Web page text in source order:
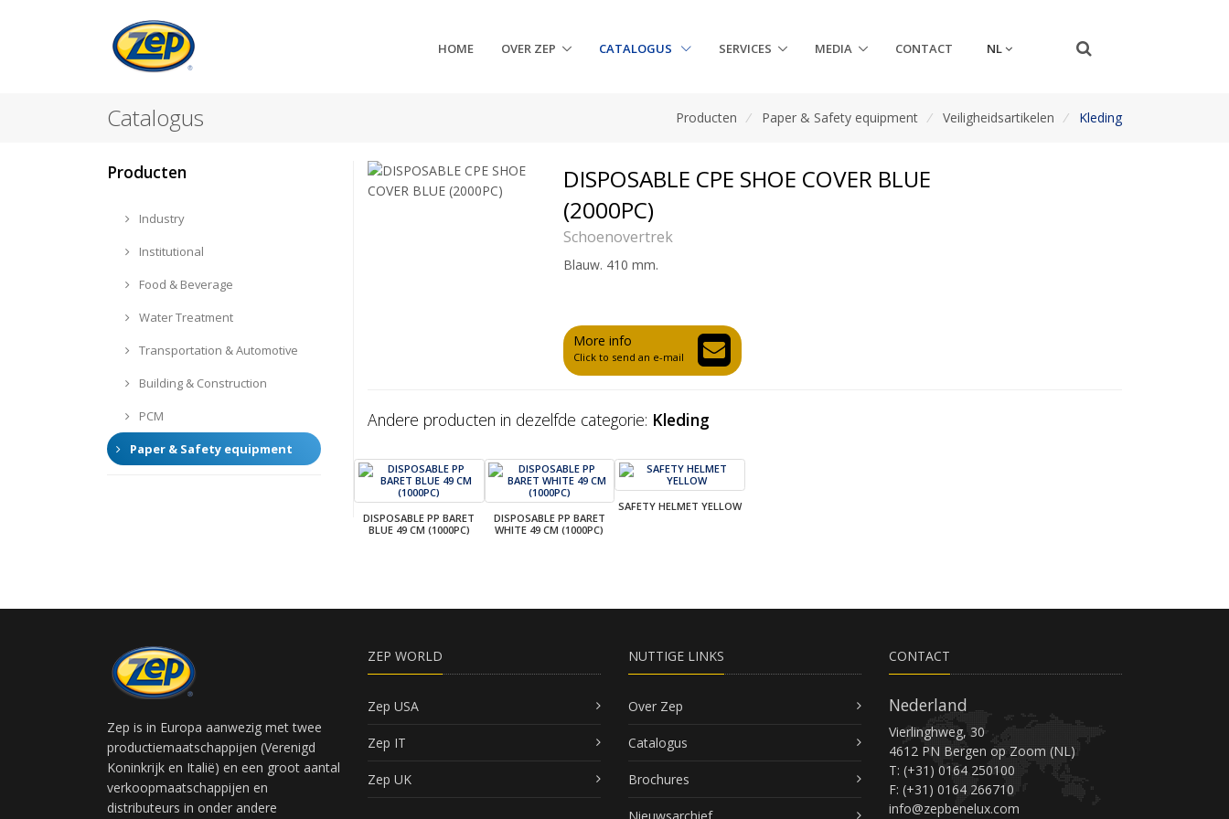
HOME OVER ZEP CATALOGUS SERVICES MEDIA CONTACT NL
Catalogus Producten / Paper & Safety equipment / Veiligheidsartikelen / Kleding
DISPOSABLE CPE SHOE COVER BLUE
(2000PC)
Schoenovertrek
Blauw. 410 mm.
More info
Click to send an e-mail
Andere producten in dezelfde categorie: Kleding
DISPOSABLE PP BARET
BLUE 49 CM (1000PC)
DISPOSABLE PP BARET
WHITE 49 CM (1000PC)
SAFETY HELMET YELLOW
Producten
Industry
Institutional
Food & Beverage
Water Treatment
Transportation & Automotive
Building & Construction
PCM
Paper & Safety equipment
Zep is in Europa aanwezig met twee
productiemaatschappijen (Verenigd
Koninkrijk en Italië) en een groot aantal
verkoopmaatschappijen en
distributeurs in onder andere
ZEP WORLD
Zep USA
Zep IT
Zep UK
NUTTIGE LINKS
Over Zep
Catalogus
Brochures
Nieuwsarchief
CONTACT
Nederland
Vierlinghweg, 30
4612 PN Bergen op Zoom (NL)
T: (+31) 0164 250100
F: (+31) 0164 266710
info@zepbenelux.com